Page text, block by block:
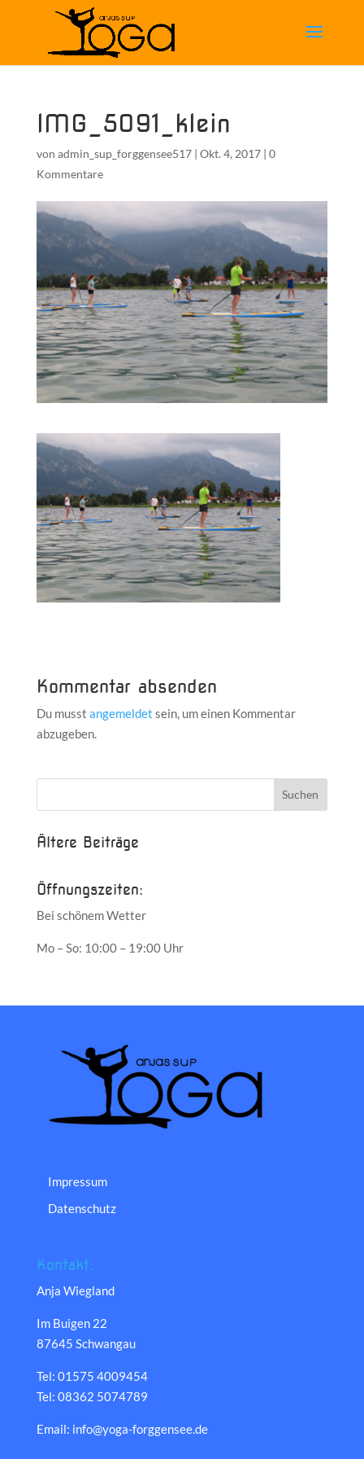
IMG_5091_klein
von admin_sup_forggensee517| Okt. 4, 2017| 0
Kommentare
Kommentar absenden
Du musst angemeldet sein, um einen Kommentar
abzugeben.
Ältere Beiträge
Öffnungszeiten:
Bei schönem Wetter
Mo – So: 10:00 – 19:00 Uhr
Impressum
Datenschutz
Kontakt:
Anja Wiegland
Im Buigen 22
87645 Schwangau
Tel: 01575 4009454
Tel: 08362 5074789
Email: info@yoga-forggensee.de